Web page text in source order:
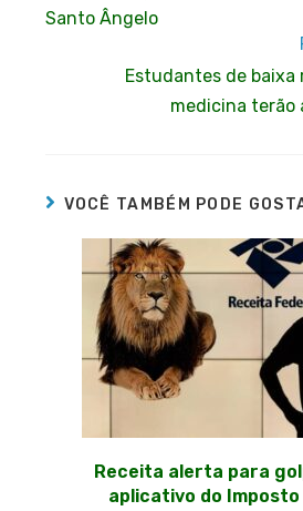
Santo Ângelo
Estudantes de baixa
medicina terão
VOCÊ TAMBÉM PODE
Receita alerta para
aplicativo do Imposto